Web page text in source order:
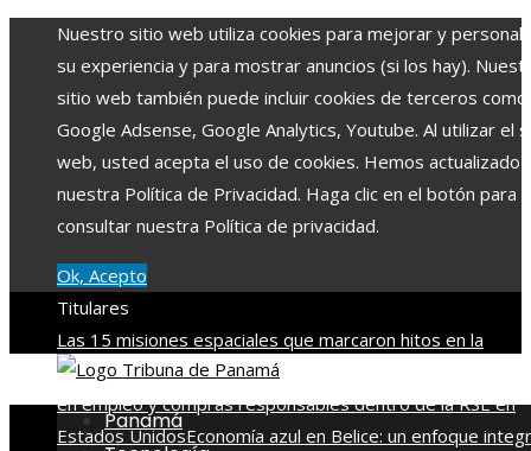
Nuestro sitio web utiliza cookies para mejorar y
su experiencia y para mostrar anuncios (si los hay).
sitio web también puede incluir cookies de terceros como
Google Adsense, Google Analytics, Youtube. Al utilizar el
web, usted acepta el uso de cookies. Hemos actualizado
nuestra Política de Privacidad. Haga clic en el botón para
consultar nuestra Política de privacidad.
Ok, Acepto
Titulares
Las 15 misiones espaciales que marcaron hitos en la
exploración del cosmosLa importancia de integrar
en empleo y compras responsables dentro de la RSE en
Estados UnidosEconomía azul en Belice: un enfoque
Panamá